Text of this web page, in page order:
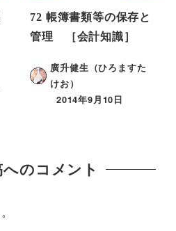
72 帳簿書類等の保存と
管理 ［会計知識］
廣升健生（ひろますた
けお）
2014年9月10日
のコメント